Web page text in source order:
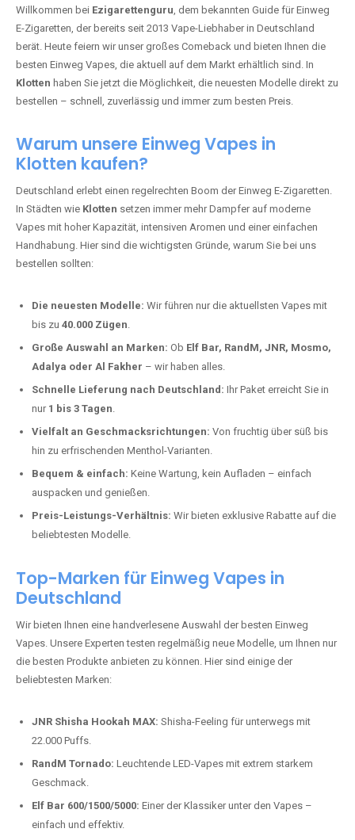
Willkommen bei Ezigarettenguru, dem bekannten Guide für Einweg
E-Zigaretten, der bereits seit 2013 Vape-Liebhaber in Deutschland
berät. Heute feiern wir unser großes Comeback und bieten Ihnen die
besten Einweg Vapes, die aktuell auf dem Markt erhältlich sind. In
Klotten haben Sie jetzt die Möglichkeit, die neuesten Modelle direkt zu
bestellen – schnell, zuverlässig und immer zum besten Preis.
Warum unsere Einweg Vapes in
Klotten kaufen?
Deutschland erlebt einen regelrechten Boom der Einweg E-Zigaretten.
In Städten wie Klotten setzen immer mehr Dampfer auf moderne
Vapes mit hoher Kapazität, intensiven Aromen und einer einfachen
Handhabung. Hier sind die wichtigsten Gründe, warum Sie bei uns
bestellen sollten:
Die neuesten Modelle: Wir führen nur die aktuellsten Vapes mit
bis zu 40.000 Zügen.
Große Auswahl an Marken: Ob Elf Bar, RandM, JNR, Mosmo,
Adalya oder Al Fakher – wir haben alles.
Schnelle Lieferung nach Deutschland: Ihr Paket erreicht Sie in
nur 1 bis 3 Tagen.
Vielfalt an Geschmacksrichtungen: Von fruchtig über süß bis
hin zu erfrischenden Menthol-Varianten.
Bequem & einfach: Keine Wartung, kein Aufladen – einfach
auspacken und genießen.
Preis-Leistungs-Verhältnis: Wir bieten exklusive Rabatte auf die
beliebtesten Modelle.
Top-Marken für Einweg Vapes in
Deutschland
Wir bieten Ihnen eine handverlesene Auswahl der besten Einweg
Vapes. Unsere Experten testen regelmäßig neue Modelle, um Ihnen nur
die besten Produkte anbieten zu können. Hier sind einige der
beliebtesten Marken:
JNR Shisha Hookah MAX: Shisha-Feeling für unterwegs mit
22.000 Puffs.
RandM Tornado: Leuchtende LED-Vapes mit extrem starkem
Geschmack.
Elf Bar 600/1500/5000: Einer der Klassiker unter den Vapes –
einfach und effektiv.